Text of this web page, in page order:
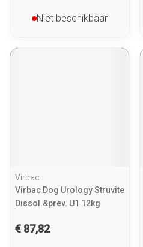
Niet beschikbaar
Virbac
Virbac Dog Urology Struvite
Dissol.&prev. U1 12kg
€ 87,82